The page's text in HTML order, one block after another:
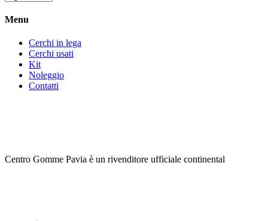
Menu
Cerchi in lega
Cerchi usati
Kit
Noleggio
Contatti
Centro Gomme Pavia è un rivenditore ufficiale continental